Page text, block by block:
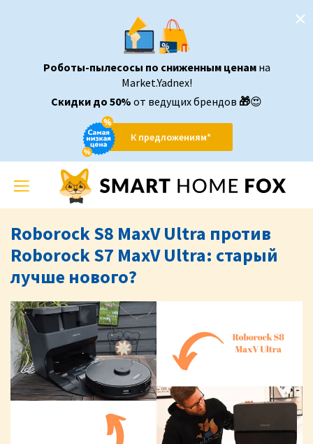
Роботы-пылесосы по сниженным ценам на
Market.Yadnex!
Скидки до 50% от ведущих брендов 🎁😍
К предложениям*
Toggle
navigation
Roborock S8 MaxV Ultra против
Roborock S7 MaxV Ultra: старый
лучше нового?